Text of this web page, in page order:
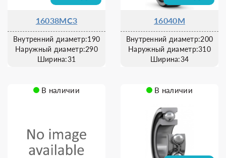
16038MC3
Внутренний диаметр:190
Наружный диаметр:290
Ширина:31
16040M
Внутренний диаметр:200
Наружный диаметр:310
Ширина:34
В наличии В наличии